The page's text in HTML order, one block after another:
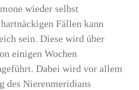
wieder selbst
Fällen kann
sein. Diese wird über
einigen Wochen
Dabei wird vor allem
des Nierenmeridians